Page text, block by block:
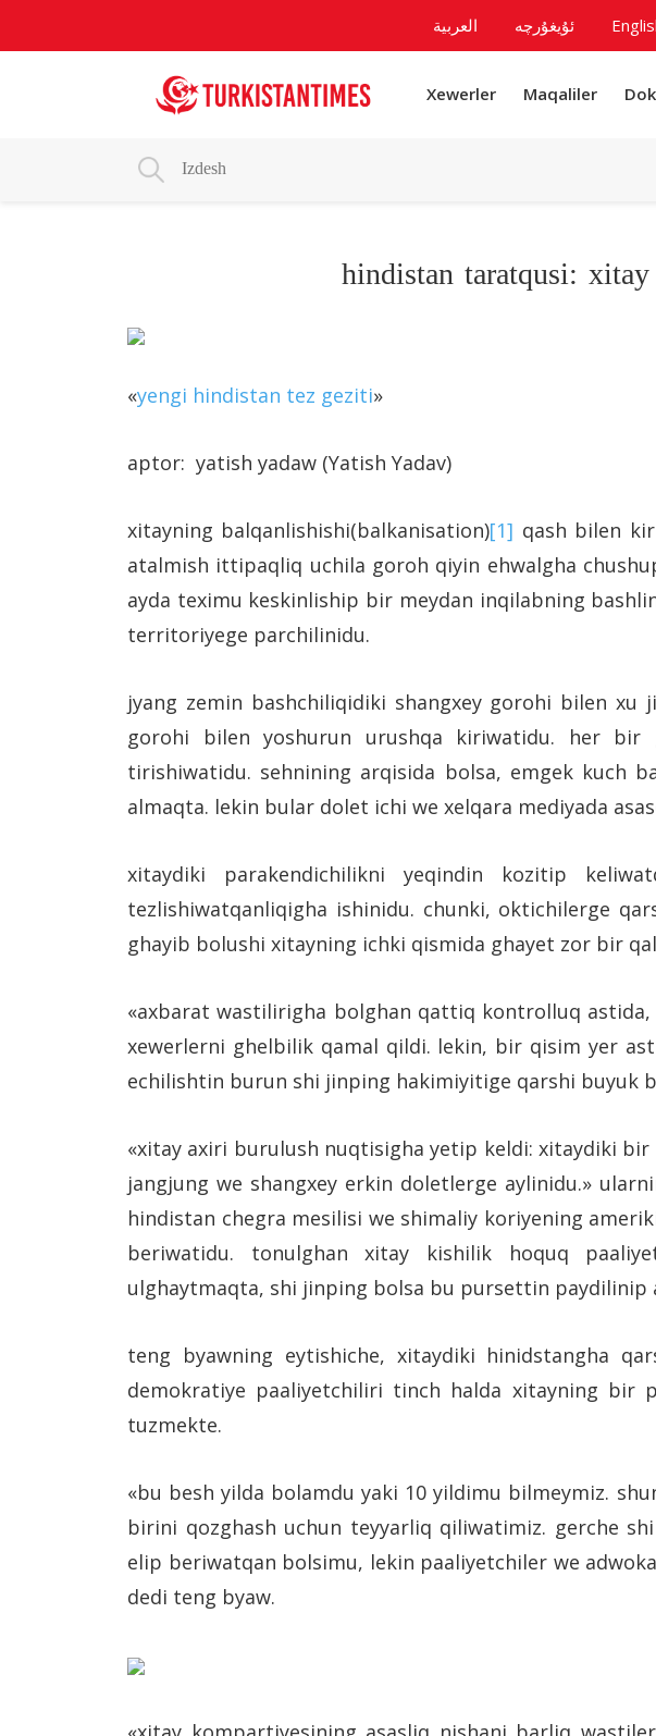
العربية ئۇيغۇرچە
Xewerler Maqaliler
hindistan taratqusi:
«yengi hindistan tez geziti»
aptor: yatish yadaw (Yatish Yadav)
xitayning balqanlishishi(balkanisation)[1] qash bilen
atalmish ittipaqliq uchila goroh qiyin ehwalgha
ayda teximu keskinliship bir meydan inqilabning
territoriyege parchilinidu.
jyang zemin bashchiliqidiki shangxey gorohi bilen
gorohi bilen yoshurun urushqa kiriwatidu. her bir
tirishiwatidu. sehnining arqisida bolsa, emgek kuch
almaqta. lekin bular dolet ichi we xelqara mediyada
xitaydiki parakendichilikni yeqindin kozitip
tezlishiwatqanliqigha ishinidu. chunki, oktichilerge
ghayib bolushi xitayning ichki qismida ghayet zor bir
«axbarat wastilirigha bolghan qattiq kontrolluq
xewerlerni ghelbilik qamal qildi. lekin, bir qisim yer
echilishtin burun shi jinping hakimiyitige qarshi
«xitay axiri burulush nuqtisigha yetip keldi: xitaydiki
jangjung we shangxey erkin doletlerge aylinidu.»
hindistan chegra mesilisi we shimaliy koriyening
beriwatidu. tonulghan xitay kishilik hoquq
ulghaytmaqta, shi jinping bolsa bu pursettin
teng byawning eytishiche, xitaydiki hinidstangha
demokratiye paaliyetchiliri tinch halda xitayning bir
tuzmekte.
«bu besh yilda bolamdu yaki 10 yildimu bilmeymiz.
birini qozghash uchun teyyarliq qiliwatimiz. gerche
elip beriwatqan bolsimu, lekin paaliyetchiler we
dedi teng byaw.